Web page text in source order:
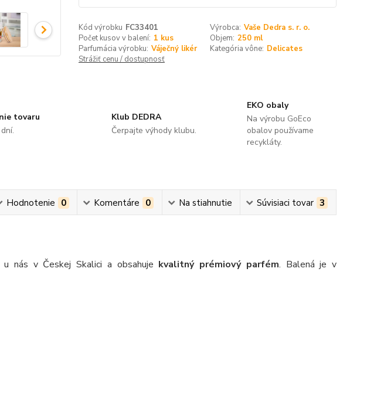
Kód výrobku FC33401 Výrobca: Vaše Dedra s. r. o.
Počet kusov v balení: 1 kus Objem: 250 ml
Parfumácia výrobku: Váječný likér Kategória vône: Delicates
Strážiť cenu / dostupnosť
tovaru
Klub DEDRA
Čerpajte výhody klubu.
EKO obaly
Na výrobu GoEco
obalov používame
recykláty.
Hodnotenie 0 Komentáre 0 Na stiahnutie Súvisiaci tovar 3
u nás v Českej Skalici a obsahuje kvalitný prémiový parfém. Balená je v